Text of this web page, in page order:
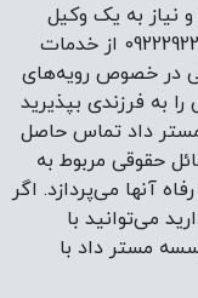
نیاز به یک وکیل
خانواده در یوسف آباد دارید، با شماره 09222922909 از خدمات
در خصوص رویه‌های
به فرزندی بپذیرید
از طریق شماره 09222922909 با مستر داد تماس حاصل
حقوقی مربوط به
آنها می‌پردازد. اگر
می‌توانید با
مستر داد با